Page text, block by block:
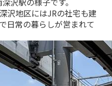
沢地区にはJRの社宅も建
日常の暮らしが営まれて